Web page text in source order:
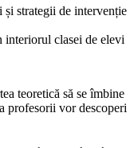
strategii de intervenție
interiorul clasei de elevi
teoretică să se îmbine
profesorii vor descoperi